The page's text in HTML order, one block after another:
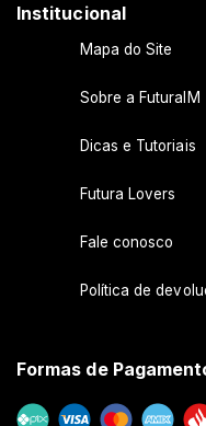
Institucional
Mapa do Site
Sobre a FuturaIM
Dicas e Tutoriais
Futura Lovers
Fale conosco
Política de
Formas de